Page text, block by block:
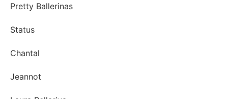
Pretty Ballerinas
Status
Chantal
Jeannot